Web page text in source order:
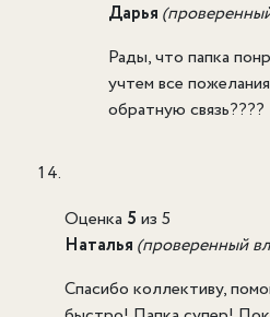
Дарья
Рады, что папка
учтем все
обратную связь????
Оценка 5 из 5
Наталья (проверенный
Спасибо коллективу,